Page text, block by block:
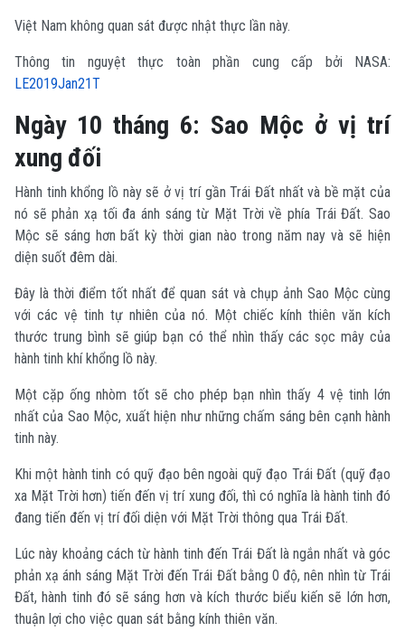
Việt Nam không quan sát được nhật thực lần này.
Thông tin nguyệt thực toàn phần cung cấp bởi NASA:
LE2019Jan21T
Ngày 10 tháng 6: Sao Mộc ở vị trí
xung đối
Hành tinh khổng lồ này sẽ ở vị trí gần Trái Đất nhất và bề mặt của
nó sẽ phản xạ tối đa ánh sáng từ Mặt Trời về phía Trái Đất. Sao
Mộc sẽ sáng hơn bất kỳ thời gian nào trong năm nay và sẽ hiện
diện suốt đêm dài.
Đây là thời điểm tốt nhất để quan sát và chụp ảnh Sao Mộc cùng
với các vệ tinh tự nhiên của nó. Một chiếc kính thiên văn kích
thước trung bình sẽ giúp bạn có thể nhìn thấy các sọc mây của
hành tinh khí khổng lồ này.
Một cặp ống nhòm tốt sẽ cho phép bạn nhìn thấy 4 vệ tinh lớn
nhất của Sao Mộc, xuất hiện như những chấm sáng bên cạnh hành
tinh này.
Khi một hành tinh có quỹ đạo bên ngoài quỹ đạo Trái Đất (quỹ đạo
xa Mặt Trời hơn) tiến đến vị trí xung đối, thì có nghĩa là hành tinh đó
đang tiến đến vị trí đối diện với Mặt Trời thông qua Trái Đất.
Lúc này khoảng cách từ hành tinh đến Trái Đất là ngắn nhất và góc
phản xạ ánh sáng Mặt Trời đến Trái Đất bằng 0 độ, nên nhìn từ Trái
Đất, hành tinh đó sẽ sáng hơn và kích thước biểu kiến sẽ lớn hơn,
thuận lợi cho việc quan sát bằng kính thiên văn.